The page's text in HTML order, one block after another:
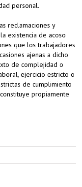
personal.
reclamaciones y
existencia de acoso
que los trabajadores
ajenas a dicho
de complejidad o
ejercicio estricto o
de cumplimiento
propiamente